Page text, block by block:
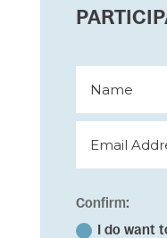
Confirm:
I do want